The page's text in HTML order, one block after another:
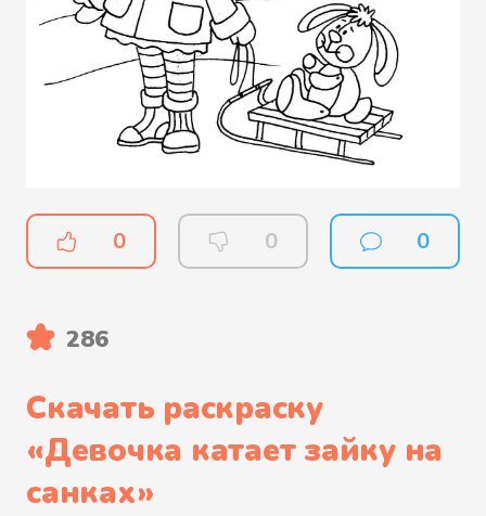
0 0 0
286
Скачать раскраску
«Девочка катает зайку на
санках»